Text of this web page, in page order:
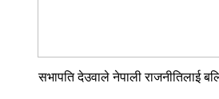
सभापति देउवाले नेपाली राजनीतिलाई